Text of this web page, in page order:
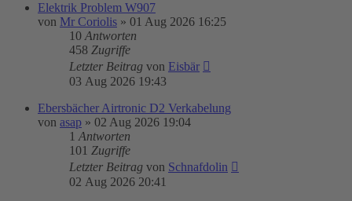
Elektrik Problem W907
von Mr Coriolis » 01 Aug 2026 16:25
10 Antworten
458 Zugriffe
Letzter Beitrag von Eisbär
03 Aug 2026 19:43
Ebersbächer Airtronic D2 Verkabelung
von asap » 02 Aug 2026 19:04
1 Antworten
101 Zugriffe
Letzter Beitrag von Schnafdolin
02 Aug 2026 20:41